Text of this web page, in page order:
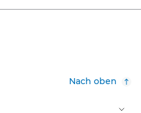
Nach oben